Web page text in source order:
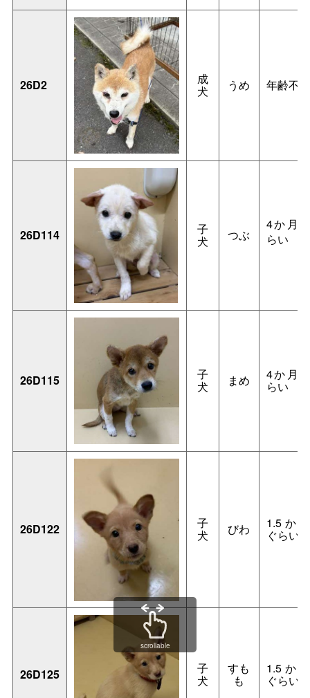
26D2 成
犬 うめ 年齢不詳
26D114 子
犬 つぶ
4か月ぐ
らい
26D115 子
犬 まめ 4か月ぐ
らい
26D122 子
犬 びわ 1.5か月
ぐらい
26D125 子
犬
すも
も
1.5か月
ぐらい
scrollable